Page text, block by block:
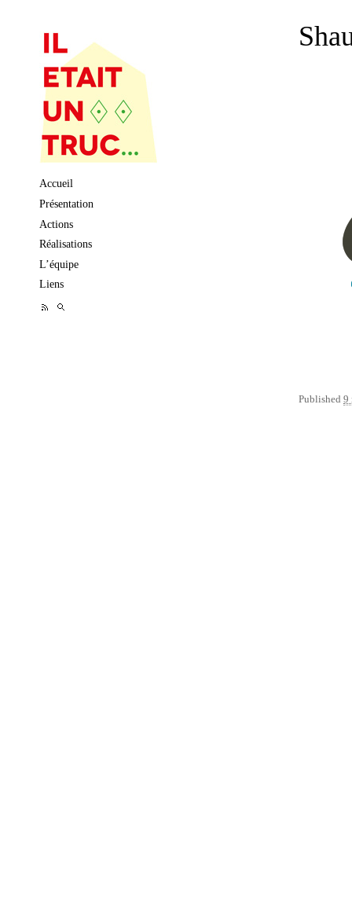
Skip to content
Accueil
Présentation
Actions
Réalisations
L’équipe
Liens
Published 9